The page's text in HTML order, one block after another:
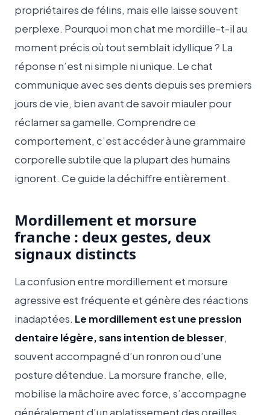
propriétaires de félins, mais elle laisse souvent
perplexe. Pourquoi mon chat me mordille-t-il au
moment précis où tout semblait idyllique ? La
réponse n’est ni simple ni unique. Le chat
communique avec ses dents depuis ses premiers
jours de vie, bien avant de savoir miauler pour
réclamer sa gamelle. Comprendre ce
comportement, c’est accéder à une grammaire
corporelle subtile que la plupart des humains
ignorent. Ce guide la déchiffre entièrement.
Mordillement et morsure
franche : deux gestes, deux
signaux distincts
La confusion entre mordillement et morsure
agressive est fréquente et génère des réactions
inadaptées. Le mordillement est une pression
dentaire légère, sans intention de blesser,
souvent accompagné d’un ronron ou d’une
posture détendue. La morsure franche, elle,
mobilise la mâchoire avec force, s’accompagne
généralement d’un aplatissement des oreilles,